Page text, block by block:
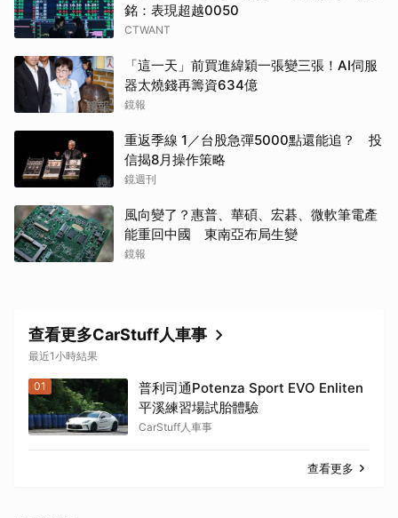
銘：表現超越0050
CTWANT
「這一天」前買進緯穎一張變三張！AI伺服
器太燒錢再籌資634億
鏡報
重返季線 1／台股急彈5000點還能追？ 投
信揭8月操作策略
鏡週刊
風向變了？惠普、華碩、宏碁、微軟筆電產
能重回中國 東南亞布局生變
鏡報
查看更多CarStuff人車事
最近1小時結果
01
普利司通Potenza Sport EVO Enliten
平溪練習場試胎體驗
CarStuff人車事
查看更多